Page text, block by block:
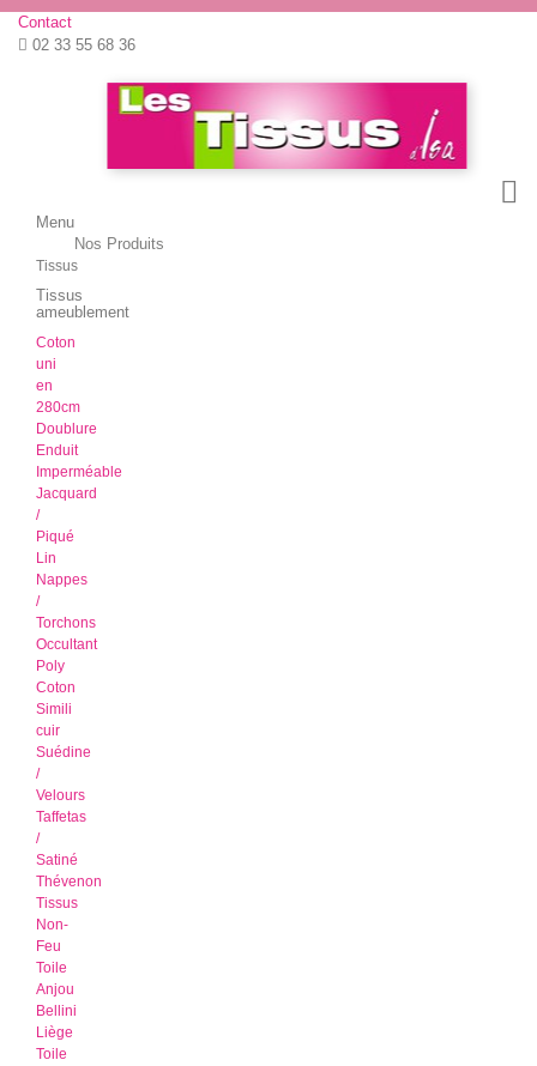
Contact
02 33 55 68 36
Menu
Nos Produits
Tissus
Tissus
ameublement
Coton
uni
en
280cm
Doublure
Enduit
Imperméable
Jacquard
/
Piqué
Lin
Nappes
/
Torchons
Occultant
Poly
Coton
Simili
cuir
Suédine
/
Velours
Taffetas
/
Satiné
Thévenon
Tissus
Non-
Feu
Toile
Anjou
Bellini
Liège
Toile